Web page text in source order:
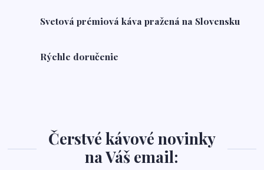
Svetová prémiová káva pražená na Slovensku
Rýchle doručenie
Čerstvé kávové novinky
na Váš email: